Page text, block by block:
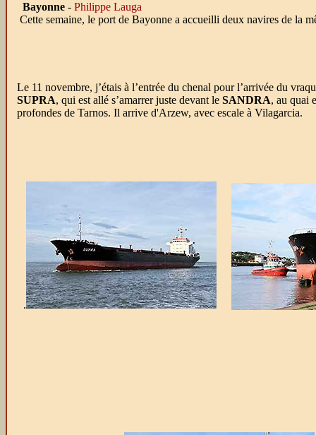
Bayonne - Philippe Lauga
Cette semaine, le port de Bayonne a accueilli deux navires de la
Le 11 novembre, j’étais à l’entrée du chenal pour l’arrivée du
SUPRA, qui est allé s’amarrer juste devant le SANDRA, au quai
profondes de Tarnos. Il arrive d'Arzew, avec escale à Vilagarcia.
.